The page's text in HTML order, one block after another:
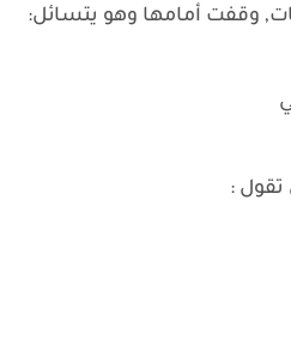
وقفت أمامها وهو يتسائل:
تقول :